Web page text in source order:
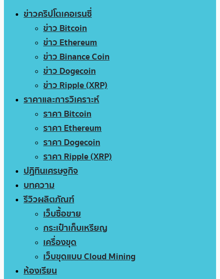
ข่าวคริปโตเคอเรนซี่
ข่าว Bitcoin
ข่าว Ethereum
ข่าว Binance Coin
ข่าว Dogecoin
ข่าว Ripple (XRP)
ราคาและการวิเคราะห์
ราคา Bitcoin
ราคา Ethereum
ราคา Dogecoin
ราคา Ripple (XRP)
ปฏิทินเศรษฐกิจ
บทความ
รีวิวผลิตภัณฑ์
เว็บซื้อขาย
กระเป๋าเก็บเหรียญ
เครื่องขุด
เว็บขุดแบบ Cloud Mining
ห้องเรียน